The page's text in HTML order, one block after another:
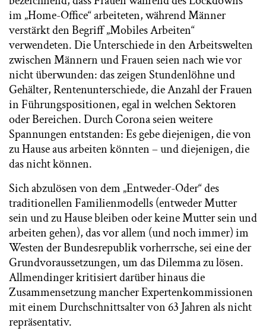
im „Home-Office“ arbeiteten, während Männer
verstärkt den Begriff „Mobiles Arbeiten“
verwendeten. Die Unterschiede in den Arbeitswelten
zwischen Männern und Frauen seien nach wie vor
nicht überwunden: das zeigen Stundenlöhne und
Gehälter, Rentenunterschiede, die Anzahl der Frauen
in Führungspositionen, egal in welchen Sektoren
oder Bereichen. Durch Corona seien weitere
Spannungen entstanden: Es gebe diejenigen, die von
zu Hause aus arbeiten könnten – und diejenigen, die
das nicht können.
Sich abzulösen von dem „Entweder-Oder“ des
traditionellen Familienmodells (entweder Mutter
sein und zu Hause bleiben oder keine Mutter sein und
arbeiten gehen), das vor allem (und noch immer) im
Westen der Bundesrepublik vorherrsche, sei eine der
Grundvoraussetzungen, um das Dilemma zu lösen.
Allmendinger kritisiert darüber hinaus die
Zusammensetzung mancher Expertenkommissionen
mit einem Durchschnittsalter von 63 Jahren als nicht
repräsentativ.